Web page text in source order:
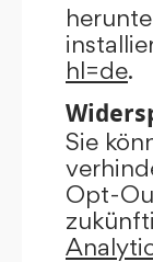
hl=de.
Sie
Opt-